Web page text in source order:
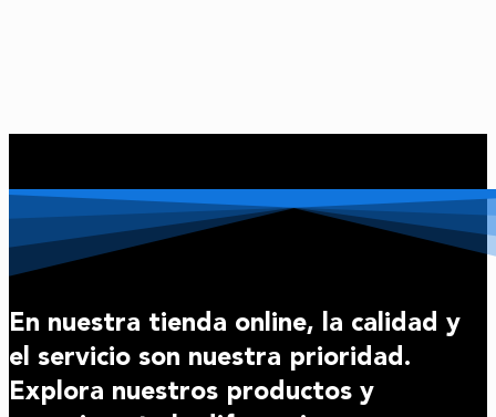
En nuestra tienda online, la calidad y
el servicio son nuestra prioridad.
Explora nuestros productos y